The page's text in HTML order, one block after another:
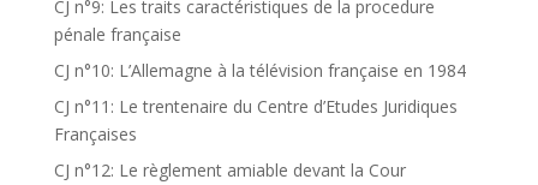
CJ n°9: Les traits caractéristiques de la procedure
pénale française
CJ n°10: L’Allemagne à la télévision française en 1984
CJ n°11: Le trentenaire du Centre d’Etudes Juridiques
Françaises
CJ n°12: Le règlement amiable devant la Cour